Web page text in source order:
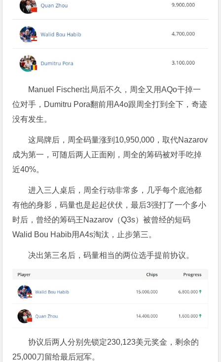
Manuel Fischer出局后不久，周全又用AQo干掉一
位对手，Dumitru Pora翻前用A4o跟周全打到全下，奇迹
没有发生。
这局牌后，周全码量涨到10,950,000，取代Nazarov
成为第一，可随后两人正面刚，周全的筹码被对手吃掉
近40%。
进入三人桌后，周全行动非常多，几乎每个底池都
有他的身影，码量也是起起伏伏，最后3强打了一个多小
时后，曾经的筹码王Nazarov（Q3s）被曾经的短码
Walid Bou Habib用A4s淘汰，止步第三。
决出第三名后，码量相当的两位选手提前协议。
协议后两人分别先锁定230,123美元奖金，剩余的
25,000刀留给最后冠军。